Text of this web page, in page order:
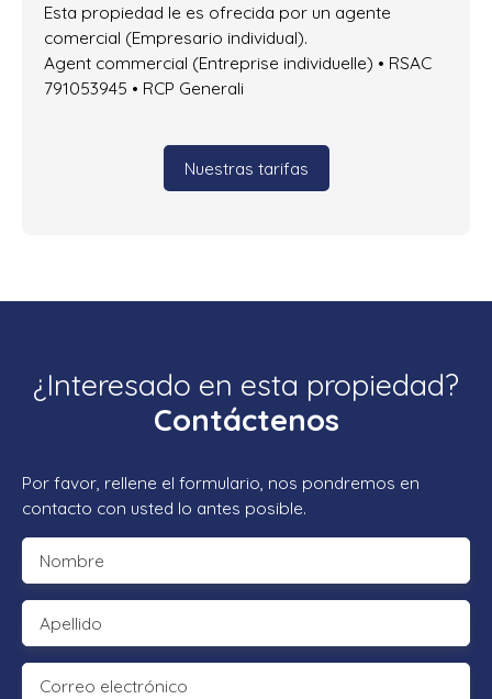
Esta propiedad le es ofrecida por un agente
comercial (Empresario individual).
Agent commercial (Entreprise individuelle) • RSAC
791053945 • RCP Generali
Nuestras tarifas
¿Interesado en esta propiedad?
Contáctenos
Por favor, rellene el formulario, nos pondremos en
contacto con usted lo antes posible.
Nombre
Apellido
Correo electrónico